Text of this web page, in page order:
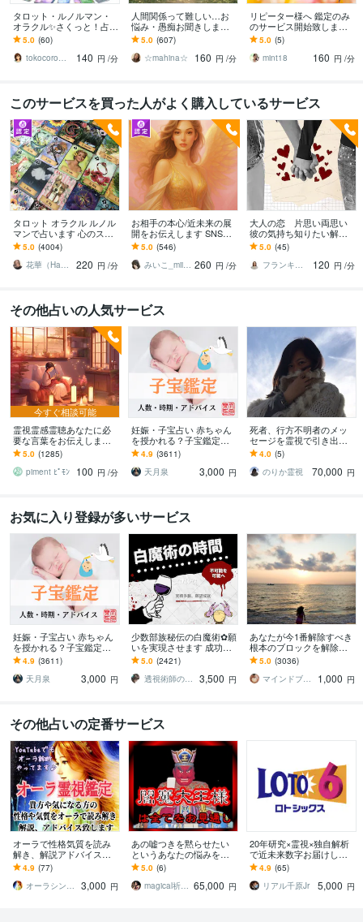
タロット・ルノルマン・
オラクル✨さくっと！占い
ます 聞きたいこと、知り
たいこと、気軽にピンポ
イントリーディング✨
5.0 (60)
tokocoro・とこころ⭐あふれる愛♡
140 円 /分
人間関係って難しい…お
悩み・愚痴お聞きします
あの人は何を思ってる？
どういう意味の言動？ご
相談ください☆
5.0 (607)
☆mahina☆
160 円 /分
リピーター様へ 鑑定のみ
のサービス開始致します
アフターメッセージ無
し！その分お得にお話＆
鑑定させて頂きます
5.0 (5)
mint18
160 円 /分
このサービスを買った人がよく購入しているサービス
タロット オラクル ルノル
マンで占います 心のスト
レスケア 心理学と占いの
融合
5.0 (4004)
花華（Hana＊Hana）
220 円 /分
お相手の本心/近未来の展
開をお伝えします SNSで
も恋愛相談解決実績多数/
曖昧な状況もお任せくだ
さい！
5.0 (546)
みいこ_miiko 260 円 /分
大人の恋 片思い両思い
彼の気持ち知りたい解決
します 霊感タロットであ
なたへの気持ち具体的に
深掘りいたします
5.0 (45)
フランキンス⭐︎当日納品可能
120 円 /分
その他占いの人気サービス
今すぐ相談可能
霊視霊感霊聴あなたに必
要な言葉をお伝えします
〜〜例えばふとこの場所
がリアルなのかわからな
くなる瞬間に〜〜
5.0 (1285)
piment ﾋﾟﾓﾝ
100 円 /分
妊娠・子宝占い 赤ちゃん
を授かれる？子宝鑑定し
ます 子供を授かるか、授
かる時期、性別、授かる
ための行動を鑑定
4.9 (3611)
天月泉
3,000 円
死者、行方不明者のメッ
セージを霊視で引き出し
ます 探偵に頼む前に。実
績多数、特殊な霊視鑑定
となります。
4.0 (5)
のりか霊視
70,000 円
お気に入り登録が多いサービス
妊娠・子宝占い 赤ちゃん
を授かれる？子宝鑑定し
ます 子供を授かるか、授
かる時期、性別、授かる
ための行動を鑑定
4.9 (3611)
天月泉
3,000 円
少数部族秘伝の白魔術✿願
いを実現させます 成功率8
0%☆願いを実現します✿
5.0 (2421)
透視術師のアリナ
3,500 円
あなたが今1番解除すべき
根本のブロックを解除し
ます とにかく現状を変え
たい方、上手くいかない
と感じている方へ
5.0 (3036)
マインドブロックバスター颯（soul）
1,000 円
その他占いの定番サービス
オーラで性格気質を読み
解き、解説アドバイス致
します 3000人以上の鑑定
実績！YouTubeで有名人鑑
定してます
4.9 (77)
オーラシンガーまさりん
3,000 円
あの嘘つきを黙らせたい
というあなたの悩みを叶
えます 『閻魔大王様』の
お力添えで人間関係の苦
しみから解放いたします
5.0 (6)
magical祈祷師⭐︎萬屋 XYZ 65,000 円
20年研究×霊視×独自解析
で近未来数字お届けしま
す 独自理論と霊視鑑定で2
026年厳選数字を3パター
ン導きます
4.9 (65)
リアル千原Jr
5,000 円